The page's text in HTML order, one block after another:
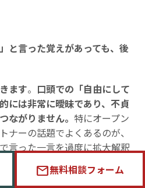
と言った覚えがあっても、後
ます。 口頭での「自由にして
には非常に曖昧であり、不貞
ながりません。 特にオープン
ナーの話題でよくあるのが、
言った一言を過度に拡大解釈
行動へ踏み出してしまうケー
いう行動まで許した覚えはな
mail無料相談フォーム